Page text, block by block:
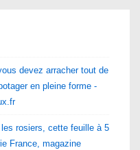
devez arracher tout de
en pleine forme -
rosiers, cette feuille à 5
France, magazine